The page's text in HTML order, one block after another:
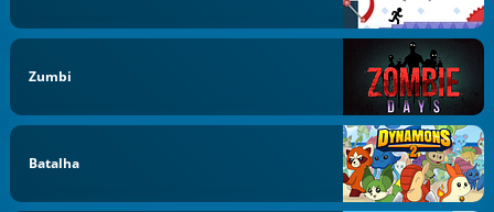
Zumbi
Batalha